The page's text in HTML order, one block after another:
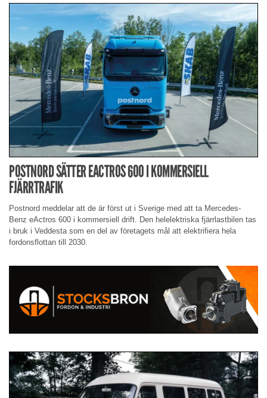
POSTNORD SÄTTER EACTROS 600 I KOMMERSIELL
FJÄRRTRAFIK
Postnord meddelar att de är först ut i Sverige med att ta Mercedes-
Benz eActros 600 i kommersiell drift. Den helelektriska fjärrlastbilen tas
i bruk i Veddesta som en del av företagets mål att elektrifiera hela
fordonsflottan till 2030.